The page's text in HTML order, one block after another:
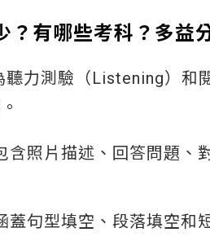
？有哪些考科？多益
聽力測驗（Listening）和
含照片描述、回答問題、
蓋句型填空、段落填空